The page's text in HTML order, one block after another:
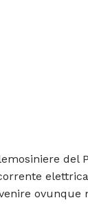
del
ovunque